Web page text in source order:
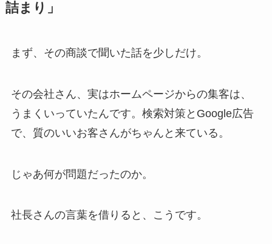
詰まり」
まず、その商談で聞いた話を少しだけ。
その会社さん、実はホームページからの集客は、
うまくいっていたんです。検索対策とGoogle広告
で、質のいいお客さんがちゃんと来ている。
じゃあ何が問題だったのか。
社長さんの言葉を借りると、こうです。